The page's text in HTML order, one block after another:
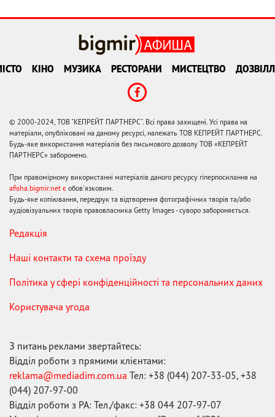
КІНО МУЗИКА РЕСТОРАНИ МИСТЕЦТВО
© 2000-2024, ТОВ "КЕПРЕЙТ ПАРТНЕРС". Всі права захищені. Усі права на
матеріали, опубліковані на даному ресурсі, належать ТОВ КЕПРЕЙТ ПАРТНЕРС.
Будь-яке використання матеріалів без письмового дозволу ТОВ «КЕПРЕЙТ
ПАРТНЕРС» заборонено.
При правомірному використанні матеріалів даного ресурсу гіперпосилання на
afisha.bigmir.net є обов'язковим.
Будь-яке копіювання, передрук та відтворення фотографічних творів та/або
аудіовізуальних творів правовласника Getty Images - суворо забороняється.
Редакція
Наші контакти та схема проїзду
Політика у сфері конфіденційності та персональних даних
Користувача угода
З питань реклами звертайтесь:
Відділ роботи з прямими клієнтами:
reklama@mediadim.com.ua Тел: +38 (044) 207-33-05, +38
(044) 207-97-00
Відділ роботи з РА: Тел./факс: +38 044 207-97-07